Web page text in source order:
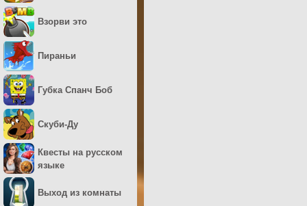
Взорви это
Пираньи
Губка Спанч Боб
Скуби-Ду
Квесты на русском
языке
Выход из комнаты